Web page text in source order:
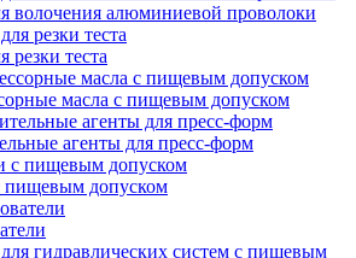
волочения алюминиевой проволоки
резки теста
масла с пищевым допуском
агенты для пресс-форм
пищевым допуском